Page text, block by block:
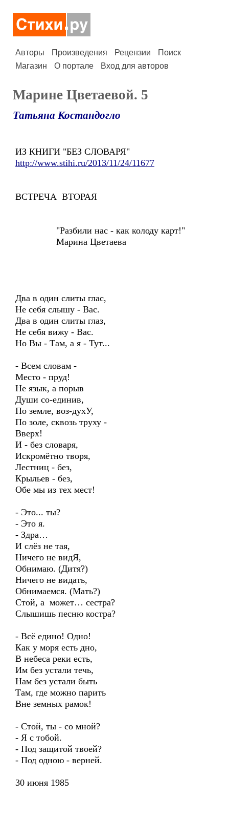
Авторы Произведения Рецензии
Поиск
Магазин
О портале Вход для авторов
Марине Цветаевой. 5
Татьяна Костандогло
ИЗ КНИГИ "БЕЗ СЛОВАРЯ"
http://www.stihi.ru/2013/11/24/11677
ВСТРЕЧА ВТОРАЯ
"Разбили нас - как колоду карт!"
Марина Цветаева
Два в один слиты глас,
Не себя слышу - Вас.
Два в один слиты глаз,
Не себя вижу - Вас.
Но Вы - Там, а я - Тут...
- Всем словам -
Место - пруд!
Не язык, а порыв
Души со-единив,
По земле, воз-духУ,
По золе, сквозь труху -
Вверх!
И - без словаря,
Искромётно творя,
Лестниц - без,
Крыльев - без,
Обе мы из тех мест!
- Это... ты?
- Это я.
- Здра…
И слёз не тая,
Ничего не видЯ,
Обнимаю. (Дитя?)
Ничего не видать,
Обнимаемся. (Мать?)
Стой, а может… сестра?
Слышишь песню костра?
- Всё едино! Одно!
Как у моря есть дно,
В небеса реки есть,
Им без устали течь,
Нам без устали быть
Там, где можно парить
Вне земных рамок!
- Стой, ты - со мной?
- Я с тобой.
- Под защитой твоей?
- Под одною - верней.
30 июня 1985